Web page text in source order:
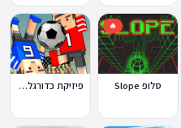
🔥
סלופ Slope פיזיקת כדורגל Soccer Physics